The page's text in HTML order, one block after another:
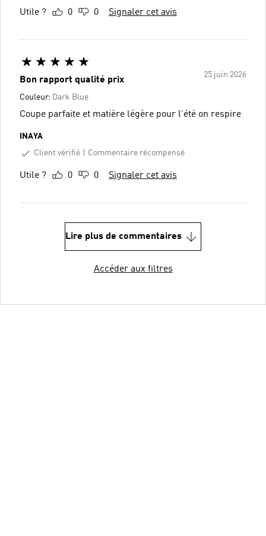
Utile ? 0 0 Signaler cet avis
25 juin 2026
Bon rapport qualité prix
Couleur: Dark Blue
Coupe parfaite et matière légère pour l'été on respire
INAYA
Client vérifié
Commentaire récompensé
Utile ? 0 0 Signaler cet avis
Lire plus de commentaires
Accéder aux filtres